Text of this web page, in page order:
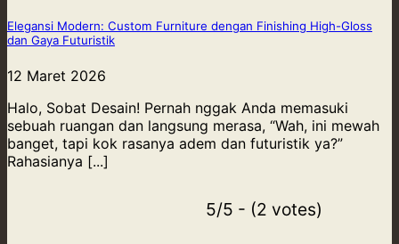
Elegansi Modern: Custom Furniture dengan Finishing High-Gloss
dan Gaya Futuristik
12 Maret 2026
Halo, Sobat Desain! Pernah nggak Anda memasuki
sebuah ruangan dan langsung merasa, “Wah, ini mewah
banget, tapi kok rasanya adem dan futuristik ya?”
Rahasianya [...]
5/5 - (2 votes)